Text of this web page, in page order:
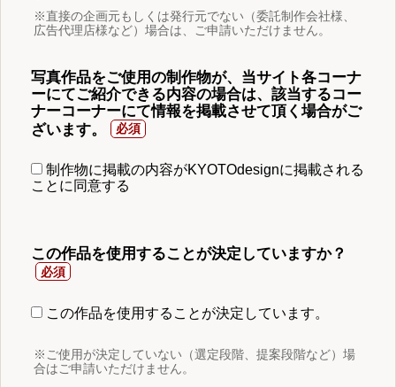
※直接の企画元もしくは発行元でない（委託制作会社様、
広告代理店様など）場合は、ご申請いただけません。
写真作品をご使用の制作物が、当サイト各コーナ
ーにてご紹介できる内容の場合は、該当するコー
ナーコーナーにて情報を掲載させて頂く場合がご
ざいます。
制作物に掲載の内容がKYOTOdesignに掲載される
ことに同意する
この作品を使用することが決定していますか？
この作品を使用することが決定しています。
※ご使用が決定していない（選定段階、提案段階など）場
合はご申請いただけません。